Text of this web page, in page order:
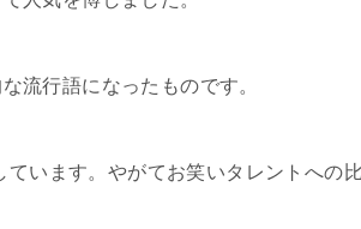
流行語になったものです。
います。やがてお笑いタレントへの